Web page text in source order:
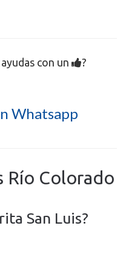
con un ?
Whatsapp
Río Colorado
San Luis?